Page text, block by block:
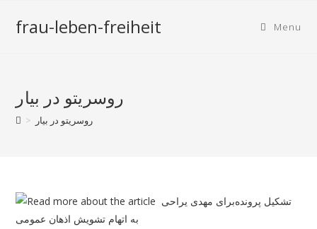
frau-leben-freiheit Menu
روسریتو در بیار
> روسریتو در بیار